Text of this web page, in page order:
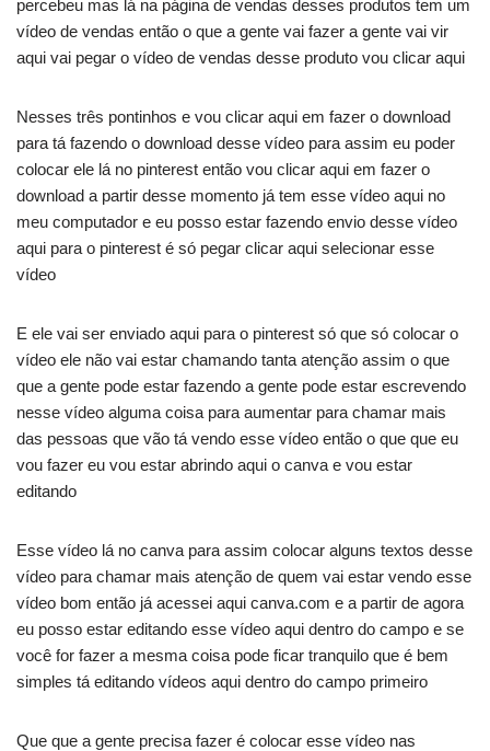
percebeu mas lá na página de vendas desses produtos tem um
vídeo de vendas então o que a gente vai fazer a gente vai vir
aqui vai pegar o vídeo de vendas desse produto vou clicar aqui
Nesses três pontinhos e vou clicar aqui em fazer o download
para tá fazendo o download desse vídeo para assim eu poder
colocar ele lá no pinterest então vou clicar aqui em fazer o
download a partir desse momento já tem esse vídeo aqui no
meu computador e eu posso estar fazendo envio desse vídeo
aqui para o pinterest é só pegar clicar aqui selecionar esse
vídeo
E ele vai ser enviado aqui para o pinterest só que só colocar o
vídeo ele não vai estar chamando tanta atenção assim o que
que a gente pode estar fazendo a gente pode estar escrevendo
nesse vídeo alguma coisa para aumentar para chamar mais
das pessoas que vão tá vendo esse vídeo então o que que eu
vou fazer eu vou estar abrindo aqui o canva e vou estar
editando
Esse vídeo lá no canva para assim colocar alguns textos desse
vídeo para chamar mais atenção de quem vai estar vendo esse
vídeo bom então já acessei aqui canva.com e a partir de agora
eu posso estar editando esse vídeo aqui dentro do campo e se
você for fazer a mesma coisa pode ficar tranquilo que é bem
simples tá editando vídeos aqui dentro do campo primeiro
Que que a gente precisa fazer é colocar esse vídeo nas